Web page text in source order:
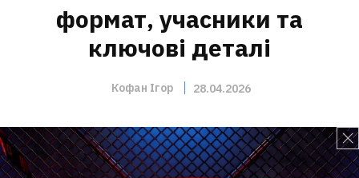
формат, учасники та
ключові деталі
Кофан Ігор 28.04.2026